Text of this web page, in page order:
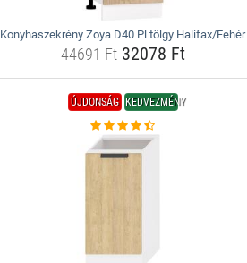
Konyhaszekrény Zoya D40 Pl tölgy Halifax/Fehér
44691 Ft32078 Ft
ÚJDONSÁG KEDVEZMÉNY